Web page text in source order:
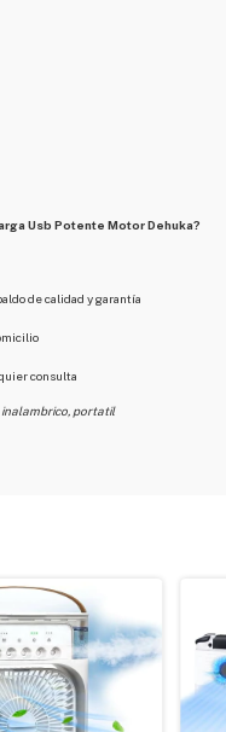
Usb Potente Motor Dehuka?
de calidad y garantía
consulta
inalambrico, portatil